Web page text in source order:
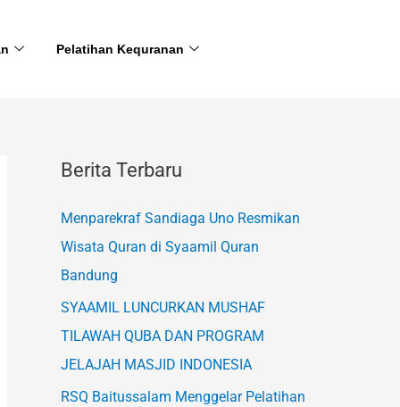
Pelatihan Kequranan
Berita Terbaru
Menparekraf Sandiaga Uno Resmikan
Wisata Quran di Syaamil Quran
Bandung
SYAAMIL LUNCURKAN MUSHAF
TILAWAH QUBA DAN PROGRAM
JELAJAH MASJID INDONESIA
RSQ Baitussalam Menggelar Pelatihan